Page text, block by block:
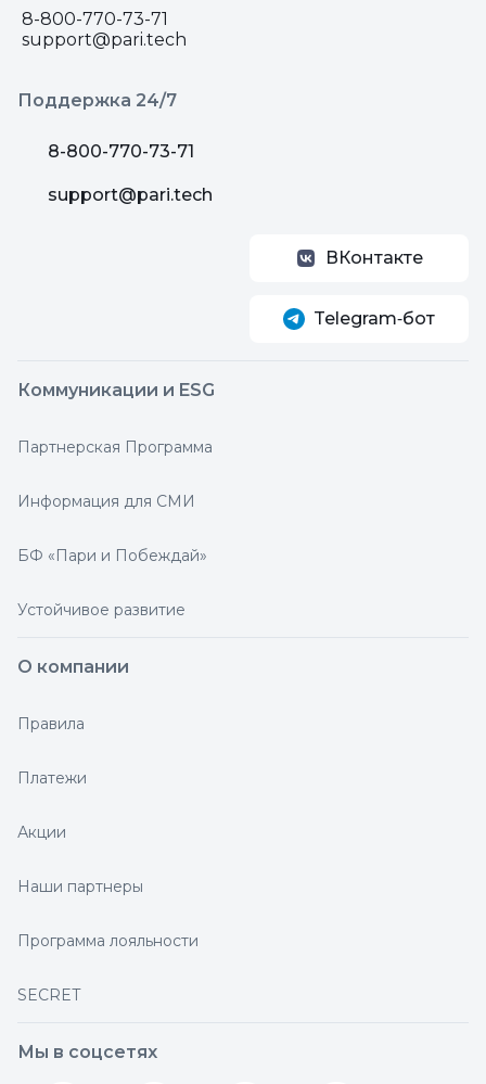
8-800-770-73-71
support@pari.tech
Поддержка 24/7
8-800-770-73-71
support@pari.tech
ВКонтакте
Telegram‑бот
Коммуникации и ESG
Партнерская Программа
Информация для СМИ
БФ «Пари и Побеждай»
Устойчивое развитие
О компании
Правила
Платежи
Акции
Наши партнеры
Программа лояльности
SECRET
Мы в соцсетях